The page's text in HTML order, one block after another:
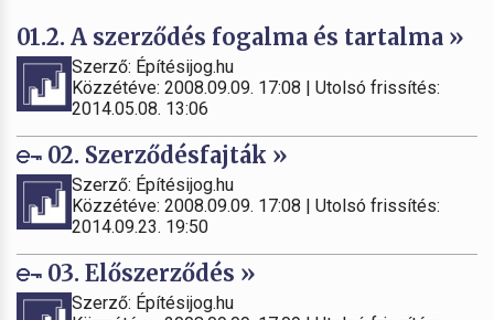
01.2. A szerződés fogalma és tartalma »
Szerző: Építésijog.hu
Közzétéve: 2008.09.09. 17:08 | Utolsó frissítés:
2014.05.08. 13:06
02. Szerződésfajták »
Szerző: Építésijog.hu
Közzétéve: 2008.09.09. 17:08 | Utolsó frissítés:
2014.09.23. 19:50
03. Előszerződés »
Szerző: Építésijog.hu